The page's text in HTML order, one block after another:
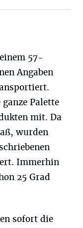
57-
Angaben
Palette
mit. Da
wurden
Immerhin
25 Grad
sofort die